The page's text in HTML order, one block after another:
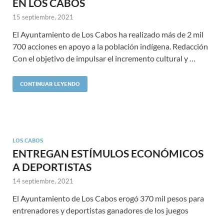
EN LOS CABOS
15 septiembre, 2021
El Ayuntamiento de Los Cabos ha realizado más de 2 mil
700 acciones en apoyo a la población indígena. Redacción
Con el objetivo de impulsar el incremento cultural y …
CONTINUAR LEYENDO
LOS CABOS
ENTREGAN ESTÍMULOS ECONÓMICOS
A DEPORTISTAS
14 septiembre, 2021
El Ayuntamiento de Los Cabos erogó 370 mil pesos para
entrenadores y deportistas ganadores de los juegos